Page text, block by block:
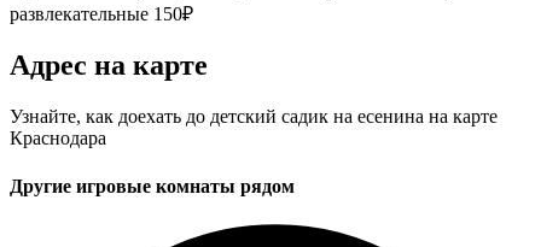
развлекательные 150₽
Адрес на карте
Узнайте, как доехать до детский садик на есенина на карте
Краснодара
Другие игровые комнаты рядом